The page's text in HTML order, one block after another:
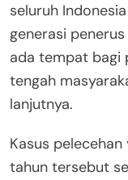
seluruh
generasi
ada tempat bagi
tengah
lanjutnya.
Kasus
tahun tersebut